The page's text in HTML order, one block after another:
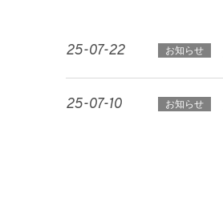
25-07-22 お知らせ
25-07-10 お知らせ